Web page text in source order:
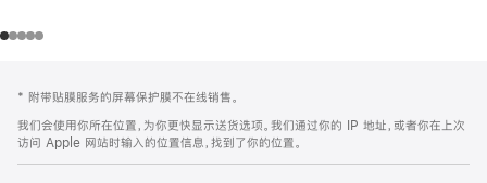
页
页
脚
注
* 附带贴膜服务的屏幕保护膜不在线销售。
我们会使用你所在位置，为你更快显示送货选项。我们通过你的 IP 地址，或者你在上次
访问 Apple 网站时输入的位置信息，找到了你的位置。